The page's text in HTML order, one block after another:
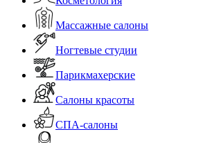
Массажные салоны
Ногтевые студии
Парикмахерские
Салоны красоты
СПА-салоны